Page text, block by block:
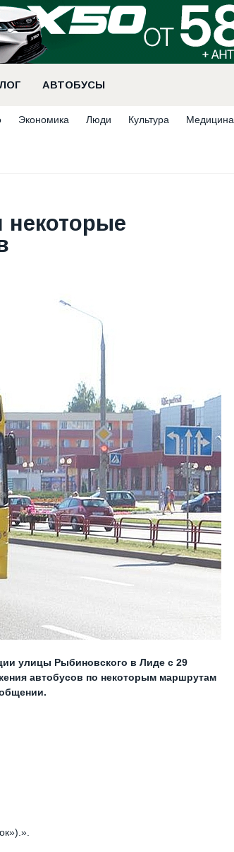
АВТОБУСЫ
Экономика Люди Культура Медицина
некоторые
улицы Рыбиновского в Лиде с 29
автобусов по некоторым маршрутам